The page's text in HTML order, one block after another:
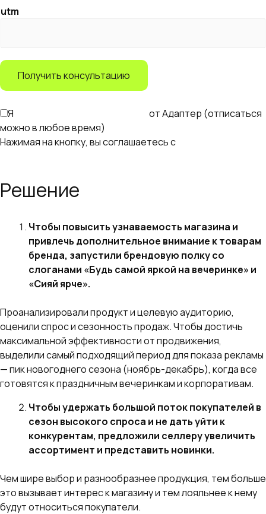
е
utm
Получить консультацию
Я
от Адаптер (отписаться
можно в любое время)
Нажимая на кнопку, вы соглашаетесь с
Решение
Чтобы повысить узнаваемость магазина и
привлечь дополнительное внимание к товарам
бренда, запустили брендовую полку со
слоганами «Будь самой яркой на вечеринке» и
«Сияй ярче».
Проанализировали продукт и целевую аудиторию,
оценили спрос и сезонность продаж. Чтобы достичь
максимальной эффективности от продвижения,
выделили самый подходящий период для показа рекламы
— пик новогоднего сезона (ноябрь-декабрь), когда все
готовятся к праздничным вечеринкам и корпоративам.
Чтобы удержать большой поток покупателей в
сезон высокого спроса и не дать уйти к
конкурентам, предложили селлеру увеличить
ассортимент и представить новинки.
Чем шире выбор и разнообразнее продукция, тем больше
это вызывает интерес к магазину и тем лояльнее к нему
будут относиться покупатели.